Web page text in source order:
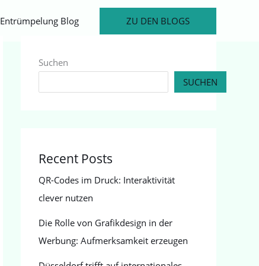
Entrümpelung Blog ZU DEN BLOGS
Suchen
SUCHEN
Recent Posts
QR-Codes im Druck: Interaktivität
clever nutzen
Die Rolle von Grafikdesign in der
Werbung: Aufmerksamkeit erzeugen